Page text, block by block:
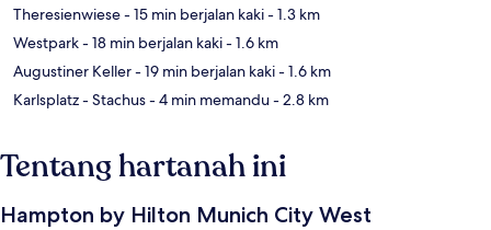
Theresienwiese- 15 min berjalan kaki- 1.3 km
Westpark- 18 min berjalan kaki- 1.6 km
Augustiner Keller- 19 min berjalan kaki- 1.6 km
Karlsplatz - Stachus- 4 min memandu- 2.8 km
Tentang hartanah ini
Hampton by Hilton Munich City West